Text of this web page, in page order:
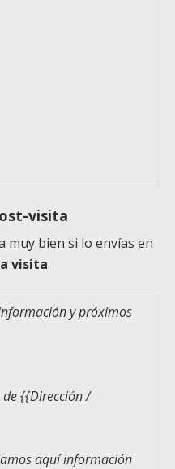
visita
muy bien si lo envías en
visita.
y próximos
de{{Dirección /
aquí información